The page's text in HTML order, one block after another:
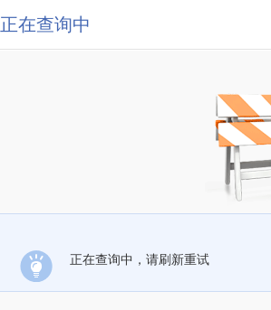
正在查询中
正在查询中，请刷新重试